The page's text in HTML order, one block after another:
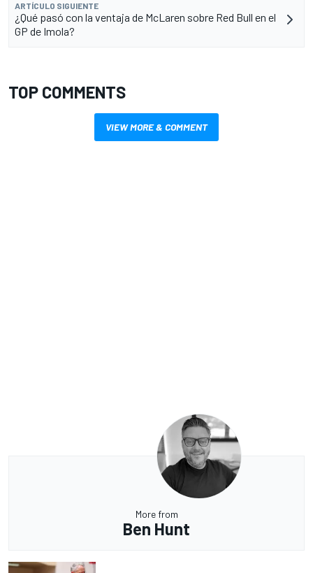
ARTÍCULO SIGUIENTE
¿Qué pasó con la ventaja de McLaren sobre Red Bull en el
GP de Imola?
TOP COMMENTS
VIEW MORE & COMMENT
More from
Ben Hunt